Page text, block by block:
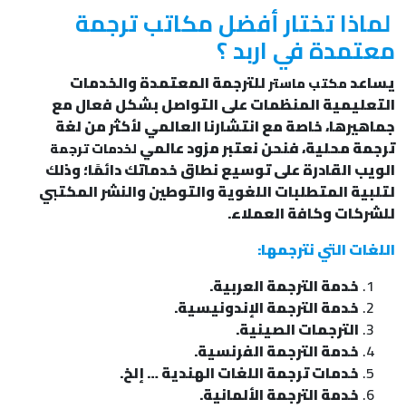
لماذا تختار أفضل مكاتب ترجمة
معتمدة في اربد ؟
يساعدمكتب ماسترللترجمة المعتمدة والخدمات
التعليمية المنظمات على التواصل بشكل فعال مع
جماهيرها، خاصة مع انتشارنا العالمي لأكثر من لغة
ترجمة محلية، فنحن نعتبر مزود عالميلخدمات ترجمة
الويب القادرة على توسيع نطاق خدماتك دائمًا؛ وذلك
لتلبية المتطلبات اللغوية والتوطين والنشر المكتبي
للشركات وكافة العملاء.
اللغات التي نترجمها:
خدمة الترجمة العربية.
خدمة الترجمة الإندونيسية.
الترجمات الصينية.
خدمة الترجمة الفرنسية.
خدمات ترجمة اللغات الهندية … إلخ.
خدمة الترجمة الألمانية.